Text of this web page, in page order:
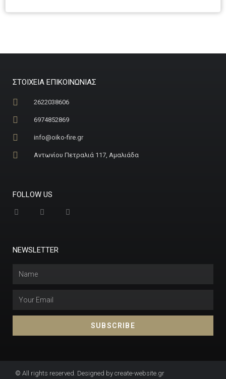
ΣΤΟΙΧΕΙΑ ΕΠΙΚΟΙΝΩΝΙΑΣ
2622038606
6974852869
info@oiko-fire.gr
Αντωνίου Πετραλιά 117, Αμαλιάδα
FOLLOW US
NEWSLETTER
SUBSCRIBE
© All rights reserved. Designed by create-website.gr